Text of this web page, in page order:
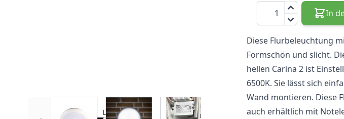
View larger imageView larger imageView larger imageView larger imageView larger
Menge
In
Diese Flurbeleuchtung
Formschön und slicht.
hellen Carina 2 ist
6500K. Sie lässt sich
Wand montieren. Diese
auch erhältlich mit